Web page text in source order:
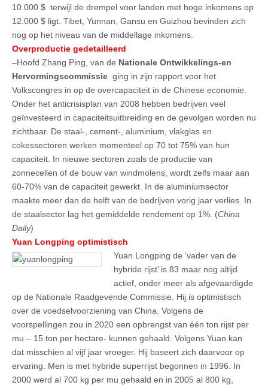
10.000 $ terwijl de drempel voor landen met hoge inkomens op
12.000 $ ligt. Tibet, Yunnan, Gansu en Guizhou bevinden zich
nog op het niveau van de middellage inkomens.
Overproductie gedetailleerd
–Hoofd Zhang Ping, van de Nationale Ontwikkelings-en
Hervormingscommissie ging in zijn rapport voor het
Volkscongres in op de overcapaciteit in de Chinese economie.
Onder het anticrisisplan van 2008 hebben bedrijven veel
geïnvesteerd in capaciteitsuitbreiding en de gevolgen worden nu
zichtbaar. De staal-, cement-, aluminium, vlakglas en
cokessectoren werken momenteel op 70 tot 75% van hun
capaciteit. In nieuwe sectoren zoals de productie van
zonnecellen of de bouw van windmolens, wordt zelfs maar aan
60-70% van de capaciteit gewerkt. In de aluminiumsector
maakte meer dan de helft van de bedrijven vorig jaar verlies. In
de staalsector lag het gemiddelde rendement op 1%. (China
Daily)
Yuan Longping optimistisch
Yuan Longping de ‘vader van de
hybride rijst’ is 83 maar nog altijd
actief, onder meer als afgevaardigde
op de Nationale Raadgevende Commissie. Hij is optimistisch
over de voedselvoorziening van China. Volgens de
voorspellingen zou in 2020 een opbrengst van één ton rijst per
mu – 15 ton per hectare- kunnen gehaald. Volgens Yuan kan
dat misschien al vijf jaar vroeger. Hij baseert zich daarvoor op
ervaring. Men is met hybride superrijst begonnen in 1996. In
2000 werd al 700 kg per mu gehaald en in 2005 al 800 kg,